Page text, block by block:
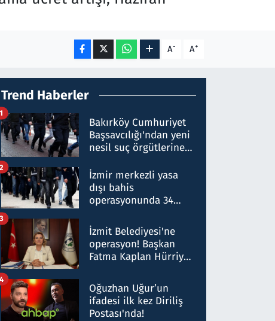
A- A+
Trend Haberler
Bakırköy Cumhuriyet
Başsavcılığı'ndan yeni
nesil suç örgütlerine
hakkında gözaltı kararı
1
İzmir merkezli yasa
dışı bahis
operasyonunda 34
Milyar liralık para
trafiği tespit edildi
2
İzmit Belediyesi'ne
operasyon! Başkan
Fatma Kaplan Hürriyet
3
Oğuzhan Uğur’un
ifadesi ilk kez Diriliş
Postası'nda!
4